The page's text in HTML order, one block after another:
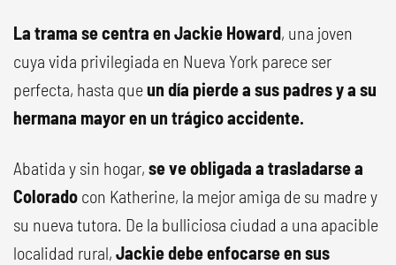
La trama se centra en Jackie Howard, una joven
cuya vida privilegiada en Nueva York parece ser
perfecta, hasta queun día pierde a sus padres y a su
hermana mayor en un trágico accidente.
Abatida y sin hogar, se ve obligada a trasladarse a
Colorado con Katherine, la mejor amiga de su madre y
su nueva tutora. De la bulliciosa ciudad a una apacible
localidad rural, Jackie debe enfocarse en sus